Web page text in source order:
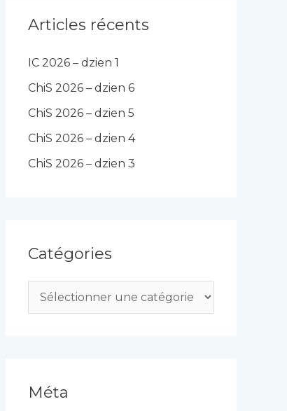
Articles récents
IC 2026 – dzien 1
ChiS 2026 – dzien 6
ChiS 2026 – dzien 5
ChiS 2026 – dzien 4
ChiS 2026 – dzien 3
Catégories
a
Méta